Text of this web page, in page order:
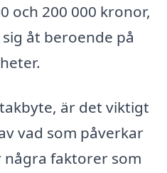
och 200 000 kronor,
åt beroende på
är det viktigt
vad som påverkar
faktorer som